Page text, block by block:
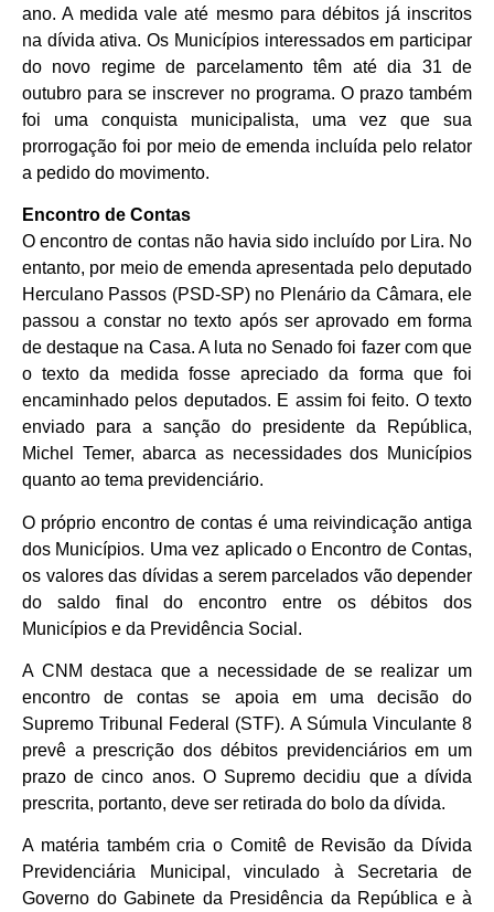
ano. A medida vale até mesmo para débitos já inscritos
na dívida ativa. Os Municípios interessados em participar
do novo regime de parcelamento têm até dia 31 de
outubro para se inscrever no programa. O prazo também
foi uma conquista municipalista, uma vez que sua
prorrogação foi por meio de emenda incluída pelo relator
a pedido do movimento.
Encontro de Contas
O encontro de contas não havia sido incluído por Lira. No
entanto, por meio de emenda apresentada pelo deputado
Herculano Passos (PSD-SP) no Plenário da Câmara, ele
passou a constar no texto após ser aprovado em forma
de destaque na Casa. A luta no Senado foi fazer com que
o texto da medida fosse apreciado da forma que foi
encaminhado pelos deputados. E assim foi feito. O texto
enviado para a sanção do presidente da República,
Michel Temer, abarca as necessidades dos Municípios
quanto ao tema previdenciário.
O próprio encontro de contas é uma reivindicação antiga
dos Municípios. Uma vez aplicado o Encontro de Contas,
os valores das dívidas a serem parcelados vão depender
do saldo final do encontro entre os débitos dos
Municípios e da Previdência Social.
A CNM destaca que a necessidade de se realizar um
encontro de contas se apoia em uma decisão do
Supremo Tribunal Federal (STF). A Súmula Vinculante 8
prevê a prescrição dos débitos previdenciários em um
prazo de cinco anos. O Supremo decidiu que a dívida
prescrita, portanto, deve ser retirada do bolo da dívida.
A matéria também cria o Comitê de Revisão da Dívida
Previdenciária Municipal, vinculado à Secretaria de
Governo do Gabinete da Presidência da República e à